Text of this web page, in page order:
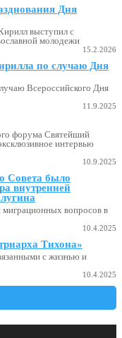
Дня
выступил с
молодежи
15.2.2026
по случаю Дня
Всероссийского Дня
11.9.2025
форума Святейший
интервью
10.9.2025
Совета было
внутренней
вопросов в
10.4.2025
Тихона»
с жизнью и
10.4.2025